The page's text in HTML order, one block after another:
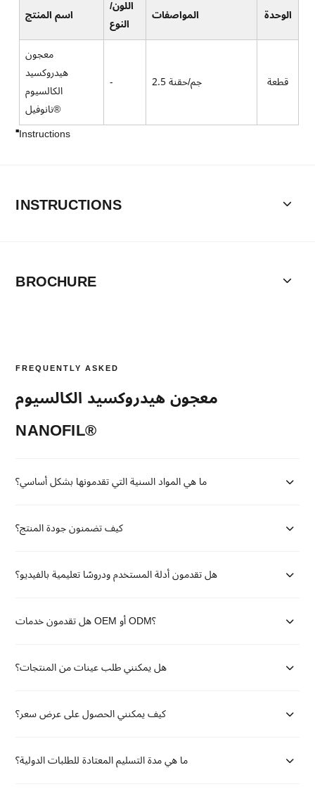
اسم المنتج
اللون/
النوع
المواصفات
الوحدة
معجون
هيدروكسيد
الكالسيوم
نانوفيل®
- 2.5 جم/حقنة قطعة
Instructions
INSTRUCTIONS
BROCHURE
FREQUENTLY ASKED
معجون هيدروكسيد الكالسيوم
NANOFIL®
ما هي المواد السنية التي تقدمونها بشكل أساسي؟
كيف تضمنون جودة المنتج؟
هل تقدمون أدلة المستخدم ودروسًا تعليمية بالفيديو؟
هل تقدمون خدمات OEM أو ODM؟
هل يمكنني طلب عينات من المنتجات؟
كيف يمكنني الحصول على عرض سعر؟
ما هي مدة التسليم المعتادة للطلبات الدولية؟